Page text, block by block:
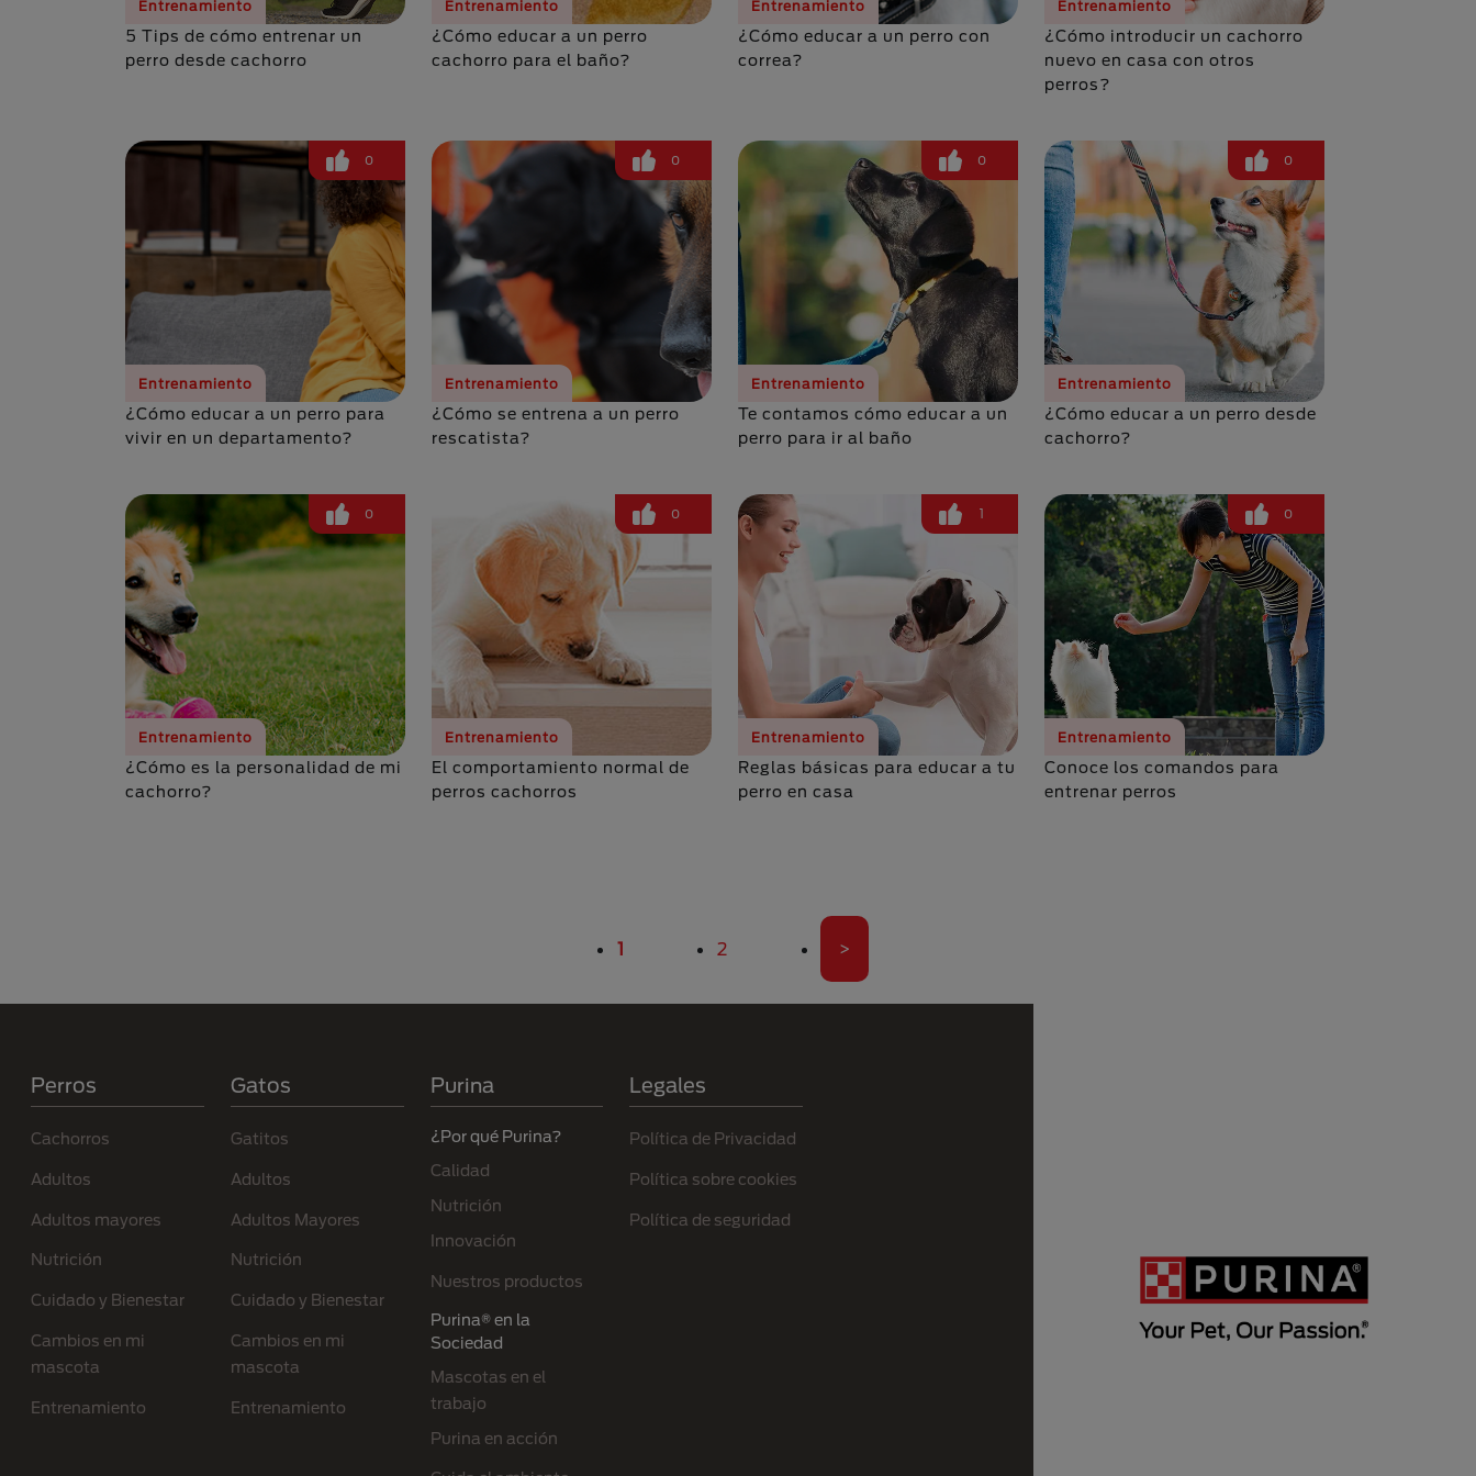
Entrenamiento
5 Tips de cómo entrenar un
perro desde cachorro
Entrenamiento
¿Cómo educar a un perro
cachorro para el baño?
Entrenamiento
¿Cómo educar a un perro con
correa?
Entrenamiento
¿Cómo introducir un cachorro
nuevo en casa con otros
perros?
0
Entrenamiento
¿Cómo educar a un perro para
vivir en un departamento?
0
Entrenamiento
¿Cómo se entrena a un perro
rescatista?
0
Entrenamiento
Te contamos cómo educar a un
perro para ir al baño
0
Entrenamiento
¿Cómo educar a un perro desde
cachorro?
0
Entrenamiento
¿Cómo es la personalidad de mi
cachorro?
0
Entrenamiento
El comportamiento normal de
perros cachorros
1
Entrenamiento
Reglas básicas para educar a tu
perro en casa
0
Entrenamiento
Conoce los comandos para
entrenar perros
Página actual
1 Página
2 Última página
>
Perros
Cachorros
Adultos
Adultos mayores
Nutrición
Cuidado y Bienestar
Cambios en mi
mascota
Entrenamiento
Gatos
Gatitos
Adultos
Adultos Mayores
Nutrición
Cuidado y Bienestar
Cambios en mi
mascota
Entrenamiento
Purina
¿Por qué Purina?
Calidad
Nutrición
Innovación
Nuestros productos
Purina® en la
Sociedad
Mascotas en el
trabajo
Purina en acción
Legales
Política de Privacidad
Política sobre cookies
Política de seguridad